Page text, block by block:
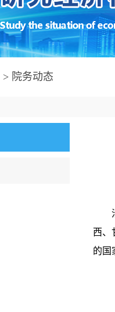
> 院务动态
西、
的国